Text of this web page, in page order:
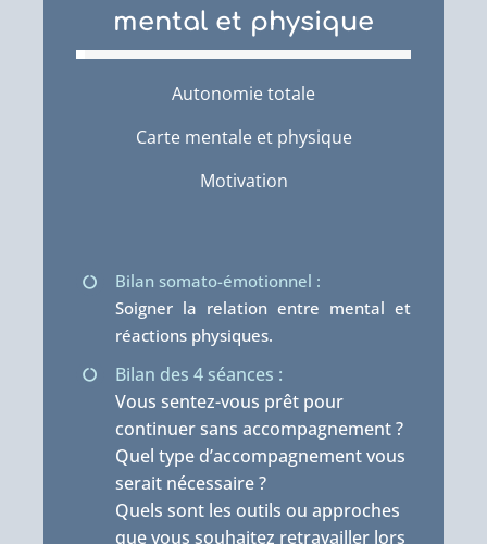
mental et physique
Autonomie totale
Carte mentale et physique
Motivation
Bilan somato-émotionnel :
Soigner la relation entre mental et
réactions physiques.
Bilan des 4 séances :
Vous sentez-vous prêt pour
continuer sans accompagnement ?
Quel type d’accompagnement vous
serait nécessaire ?
Quels sont les outils ou approches
que vous souhaitez retravailler lors